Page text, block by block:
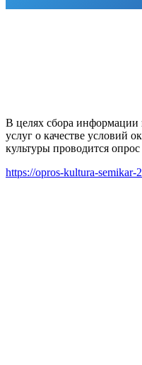
В целях сбора информации
услуг о качестве условий
культуры проводится
https://opros-kultura-semikar-